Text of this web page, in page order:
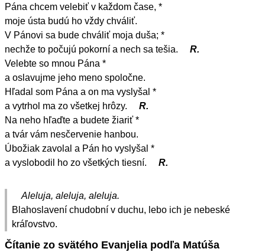
Pána chcem velebiť v každom čase, *
moje ústa budú ho vždy chváliť.
V Pánovi sa bude chváliť moja duša; *
nechže to počujú pokorní a nech sa tešia.
R.
Velebte so mnou Pána *
a oslavujme jeho meno spoločne.
Hľadal som Pána a on ma vyslyšal *
a vytrhol ma zo všetkej hrôzy.
R.
Na neho hľaďte a budete žiariť *
a tvár vám nesčervenie hanbou.
Úbožiak zavolal a Pán ho vyslyšal *
a vyslobodil ho zo všetkých tiesní.
R.
Aleluja, aleluja, aleluja.
Blahoslavení chudobní v duchu, lebo ich je nebeské
kráľovstvo.
Čítanie zo svätého Evanjelia podľa Matúša